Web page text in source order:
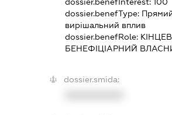
dossier.benefType:
вирішальний вплив
dossier.benefRole:
БЕНЕФІЦІАРНИЙ
dossier.smida: